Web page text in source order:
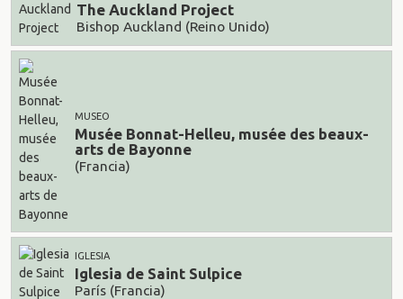
The Auckland Project
Bishop Auckland (Reino Unido)
MUSEO
Musée Bonnat-Helleu, musée des beaux-
arts de Bayonne
(Francia)
IGLESIA
Iglesia de Saint Sulpice
París (Francia)